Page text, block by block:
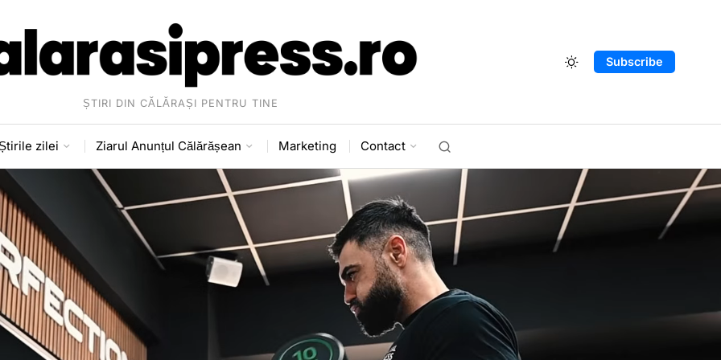
ȘTIRI DIN CĂLĂRAȘI PENTRU TINE
Subscribe
zilei Ziarul Anunțul Călărășean Marketing Contact